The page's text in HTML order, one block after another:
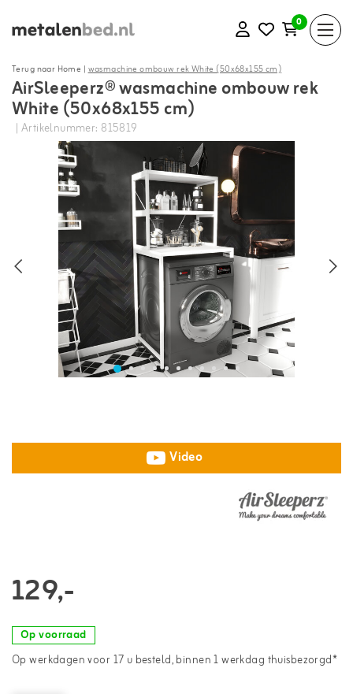
0
Terug naar Home |wasmachine ombouw rek White (50x68x155 cm)
AirSleeperz® wasmachine ombouw rek
White (50x68x155 cm)
| Artikelnummer: 815819
Video
129,-
Op voorraad
Op werkdagen voor 17 u besteld, binnen 1 werkdag thuisbezorgd*